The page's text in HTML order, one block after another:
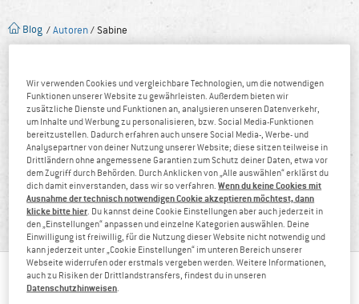
Blog /Autoren/ Sabine
BERGFREUNDIN SABINE
Bergfreundin seit:
Wir verwenden Cookies und vergleichbare Technologien, um die notwendigen
Funktionen unserer Website zu gewährleisten. Außerdem bieten wir
zusätzliche Dienste und Funktionen an, analysieren unseren Datenverkehr,
um Inhalte und Werbung zu personalisieren, bzw. Social Media-Funktionen
bereitzustellen. Dadurch erfahren auch unsere Social Media-, Werbe- und
Analysepartner von deiner Nutzung unserer Website; diese sitzen teilweise in
Drittländern ohne angemessene Garantien zum Schutz deiner Daten, etwa vor
dem Zugriff durch Behörden. Durch Anklicken von „Alle auswählen“ erklärst du
dich damit einverstanden, dass wir so verfahren.Wenn du keine Cookies mit
Ausnahme der technisch notwendigen Cookie akzeptieren möchtest, dann
klicke bitte hier . Du kannst deine Cookie Einstellungen aber auch jederzeit in
den „Einstellungen“ anpassen und einzelne Kategorien auswählen. Deine
Einwilligung ist freiwillig, für die Nutzung dieser Website nicht notwendig und
kann jederzeit unter „Cookie Einstellungen“ im unteren Bereich unserer
Webseite widerrufen oder erstmals vergeben werden. Weitere Informationen,
auch zu Risiken der Drittlandstransfers, findest du in unseren
Datenschutzhinweisen